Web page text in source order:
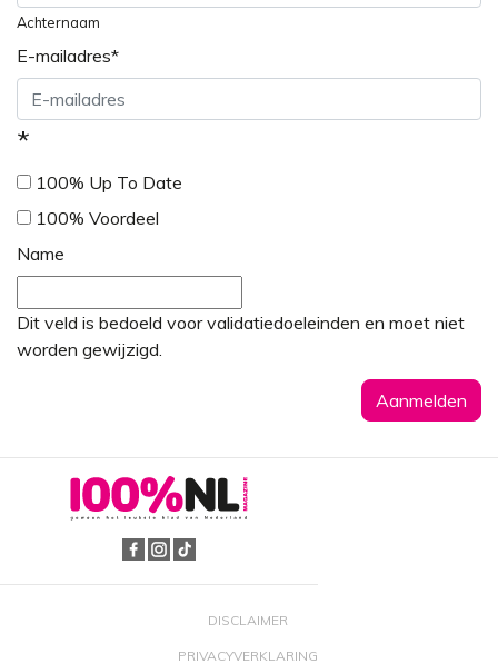
Achternaam
E-mailadres*
*
100% Up To Date
100% Voordeel
Name
Dit veld is bedoeld voor validatiedoeleinden en moet niet
worden gewijzigd.
DISCLAIMER
PRIVACYVERKLARING